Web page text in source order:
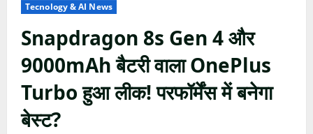
Tecnology & AI News
Snapdragon 8s Gen 4 और
9000mAh बैटरी वाला OnePlus
Turbo हुआ लीक! परफॉर्मेंस में बनेगा
बेस्ट?